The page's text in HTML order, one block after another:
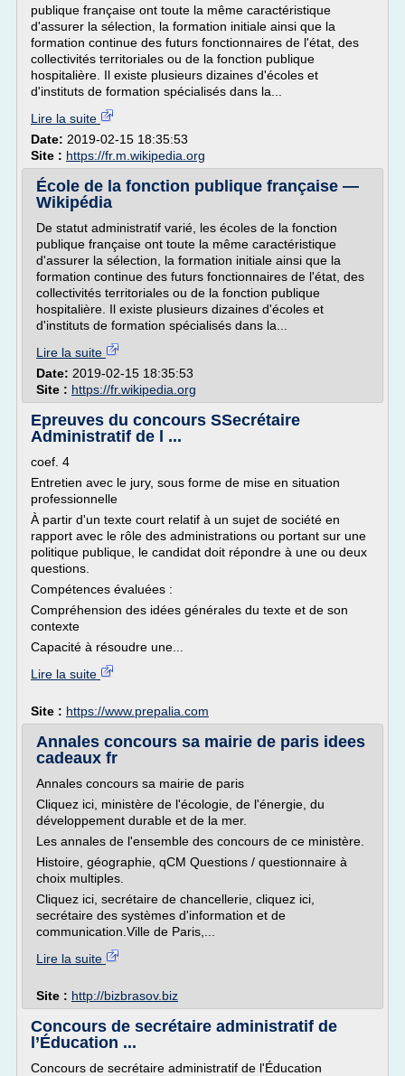
publique française ont toute la même caractéristique
d'assurer la sélection, la formation initiale ainsi que la
formation continue des futurs fonctionnaires de l'état, des
collectivités territoriales ou de la fonction publique
hospitalière. Il existe plusieurs dizaines d'écoles et
d'instituts de formation spécialisés dans la...
Lire la suite
Date: 2019-02-15 18:35:53
Site : https://fr.m.wikipedia.org
École de la fonction publique française —
Wikipédia
De statut administratif varié, les écoles de la fonction
publique française ont toute la même caractéristique
d'assurer la sélection, la formation initiale ainsi que la
formation continue des futurs fonctionnaires de l'état, des
collectivités territoriales ou de la fonction publique
hospitalière. Il existe plusieurs dizaines d'écoles et
d'instituts de formation spécialisés dans la...
Lire la suite
Date: 2019-02-15 18:35:53
Site : https://fr.wikipedia.org
Epreuves du concours SSecrétaire
Administratif de l ...
coef. 4
Entretien avec le jury, sous forme de mise en situation
professionnelle
À partir d'un texte court relatif à un sujet de société en
rapport avec le rôle des administrations ou portant sur une
politique publique, le candidat doit répondre à une ou deux
questions.
Compétences évaluées :
Compréhension des idées générales du texte et de son
contexte
Capacité à résoudre une...
Lire la suite
Site : https://www.prepalia.com
Annales concours sa mairie de paris idees
cadeaux fr
Annales concours sa mairie de paris
Cliquez ici, ministère de l'écologie, de l'énergie, du
développement durable et de la mer.
Les annales de l'ensemble des concours de ce ministère.
Histoire, géographie, qCM Questions / questionnaire à
choix multiples.
Cliquez ici, secrétaire de chancellerie, cliquez ici,
secrétaire des systèmes d'information et de
communication.Ville de Paris,...
Lire la suite
Site : http://bizbrasov.biz
Concours de secrétaire administratif de
l’Éducation ...
Concours de secrétaire administratif de l'Éducation